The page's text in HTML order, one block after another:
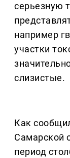
серьезную
например
участки
слизистые.
Как
Самарской
период